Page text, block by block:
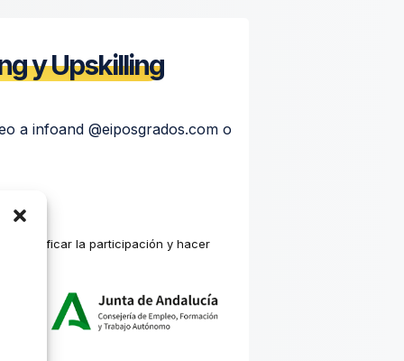
y Upskilling
a infoand @eiposgrados.com o
justificar la participación y hacer